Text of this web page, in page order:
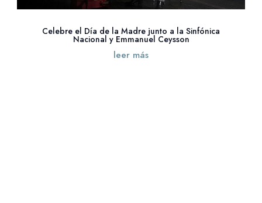
Celebre el Día de la Madre junto a la Sinfónica
Nacional y Emmanuel Ceysson
leer más